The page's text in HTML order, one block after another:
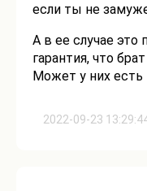
2022-09-23
если ты не
А в ее случае это
гарантия, что
Может у них